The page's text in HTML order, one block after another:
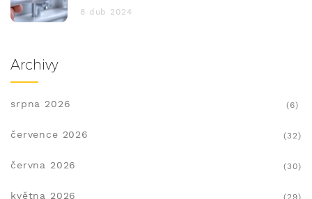
8 dub 2024
Archivy
srpna 2026 (6)
července 2026 (32)
června 2026 (30)
května 2026 (29)